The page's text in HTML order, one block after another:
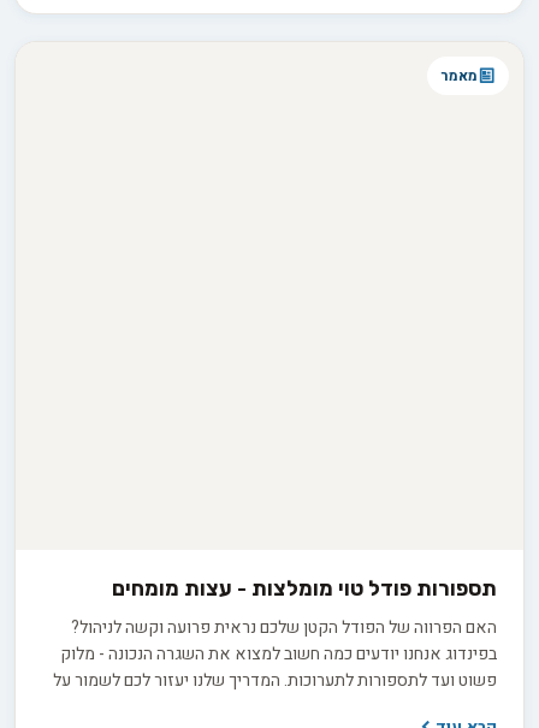
מאמר
תספורות פודל טוי מומלצות - עצות מומחים
האם הפרווה של הפודל הקטן שלכם נראית פרועה וקשה לניהול?
בפינדוג אנחנו יודעים כמה חשוב למצוא את השגרה הנכונה - מלוק
פשוט ועד לתספורות לתערוכות. המדריך שלנו יעזור לכם לשמור על